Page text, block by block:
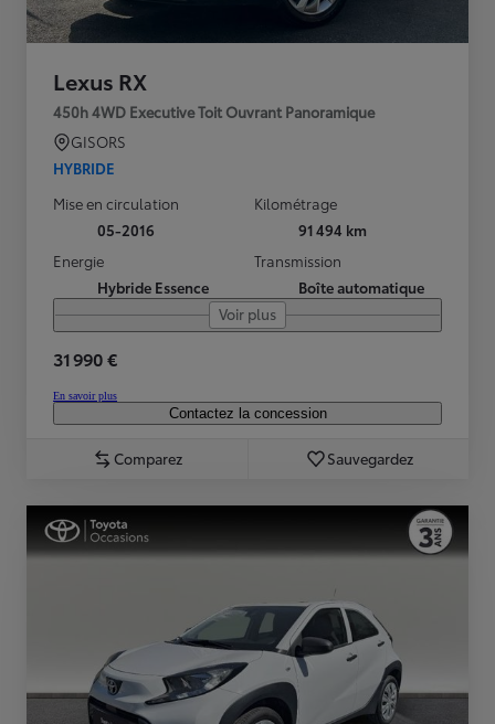
Lexus RX
450h 4WD Executive Toit Ouvrant Panoramique
GISORS
HYBRIDE
Mise en circulation
05-2016
Kilométrage
91 494 km
Energie
Hybride Essence
Transmission
Boîte automatique
Voir plus
31 990 €
En savoir plus
Contactez la concession
Comparez Sauvegardez